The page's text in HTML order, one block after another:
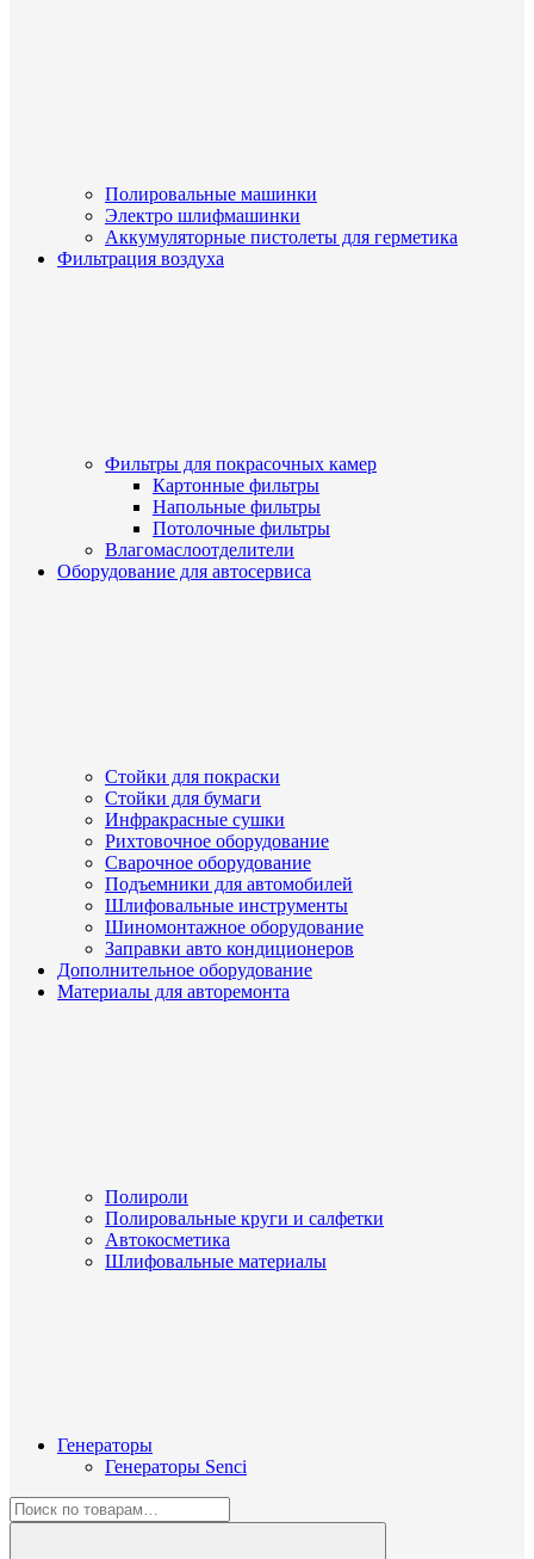
Полировальные машинки
Электро шлифмашинки
Аккумуляторные пистолеты для герметика
Фильтрация воздуха
Фильтры для покрасочных камер
Картонные фильтры
Напольные фильтры
Потолочные фильтры
Влагомаслоотделители
Оборудование для автосервиса
Стойки для покраски
Стойки для бумаги
Инфракрасные сушки
Рихтовочное оборудование
Сварочное оборудование
Подъемники для автомобилей
Шлифовальные инструменты
Шиномонтажное оборудование
Заправки авто кондиционеров
Дополнительное оборудование
Материалы для авторемонта
Полироли
Полировальные круги и салфетки
Автокосметика
Шлифовальные материалы
Генераторы
Генераторы Senci